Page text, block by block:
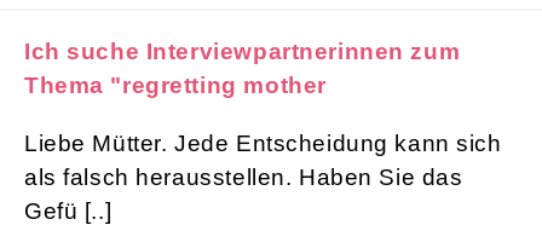
Ich suche Interviewpartnerinnen zum
Thema "regretting mother
Liebe Mütter. Jede Entscheidung kann sich
als falsch herausstellen. Haben Sie das
Gefü [..]